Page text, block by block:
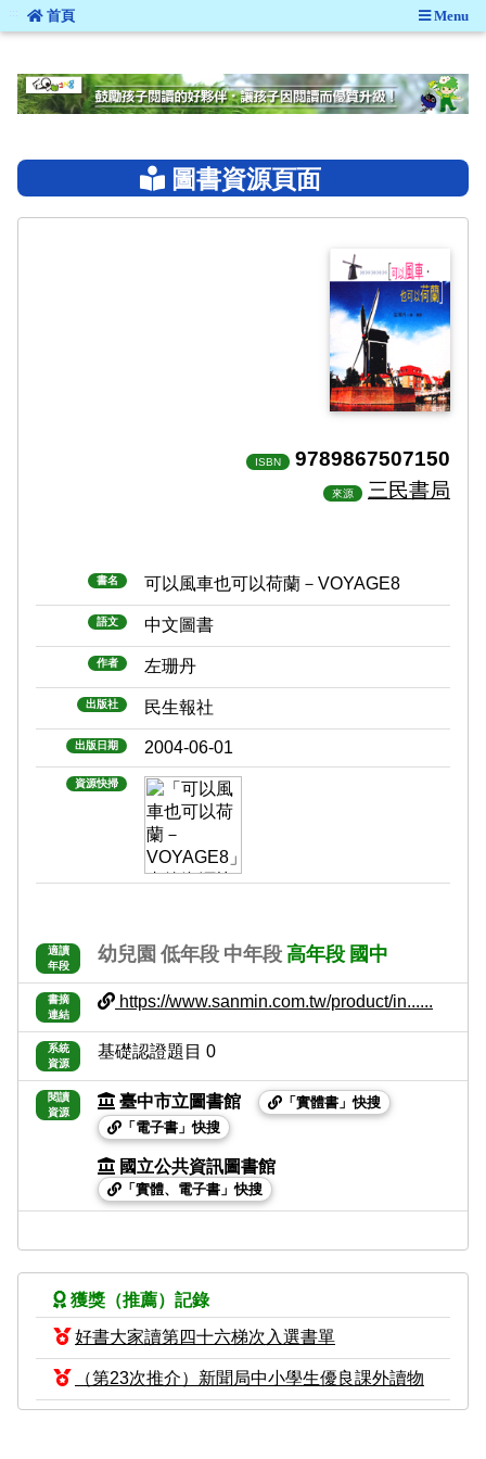
::: 首頁 Menu
圖書資源頁面
ISBN 9789867507150
來源 三民書局
書名 可以風車也可以荷蘭－VOYAGE8
語文 中文圖書
作者 左珊丹
出版社 民生報社
出版日期 2004-06-01
資源快掃
適讀
年段
幼兒園 低年段 中年段 高年段 國中
書摘
連結
https://www.sanmin.com.tw/product/in......
系統
資源
基礎認證題目 0
閱讀
資源
臺中市立圖書館
「實體書」快搜
「電子書」快搜
國立公共資訊圖書館
「實體、電子書」快搜
獲獎（推薦）記錄
好書大家讀第四十六梯次入選書單
（第23次推介）新聞局中小學生優良課外讀物